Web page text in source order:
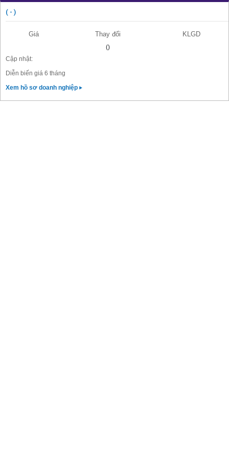
( - )
Giá Thay đổi KLGD
()
Cập nhật:
Diễn biến giá 6 tháng
Xem hồ sơ doanh nghiệp